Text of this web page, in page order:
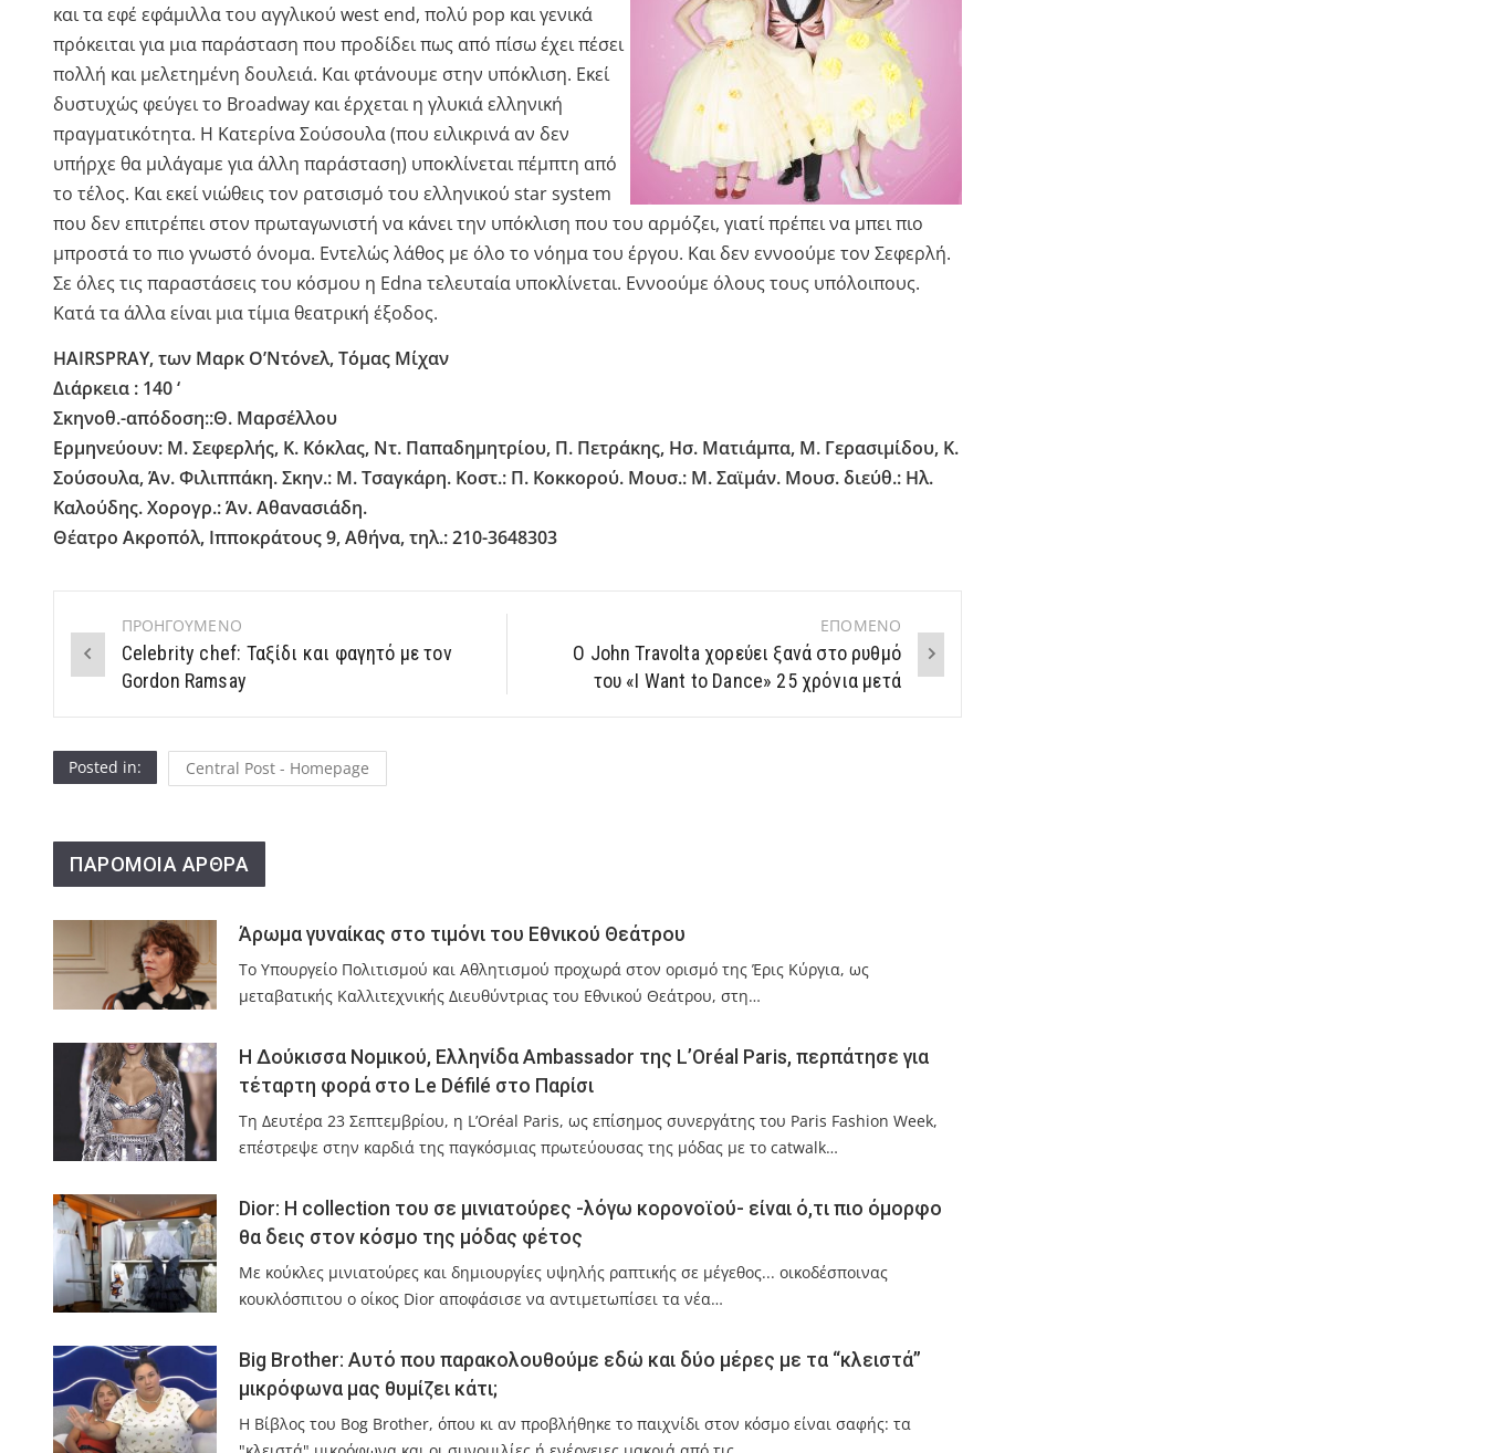
και τα εφέ εφάμιλλα του αγγλικού west end, πολύ pop και γενικά
πρόκειται για μια παράσταση που προδίδει πως από πίσω έχει πέσει
πολλή και μελετημένη δουλειά. Και φτάνουμε στην υπόκλιση. Εκεί
δυστυχώς φεύγει το Broadway και έρχεται η γλυκιά ελληνική
πραγματικότητα. Η Κατερίνα Σούσουλα (που ειλικρινά αν δεν
υπήρχε θα μιλάγαμε για άλλη παράσταση) υποκλίνεται πέμπτη από
το τέλος. Και εκεί νιώθεις τον ρατσισμό του ελληνικού star system
που δεν επιτρέπει στον πρωταγωνιστή να κάνει την υπόκλιση που του αρμόζει, γιατί πρέπει να μπει πιο
μπροστά το πιο γνωστό όνομα. Εντελώς λάθος με όλο το νόημα του έργου. Και δεν εννοούμε τον Σεφερλή.
Σε όλες τις παραστάσεις του κόσμου η Edna τελευταία υποκλίνεται. Εννοούμε όλους τους υπόλοιπους.
Κατά τα άλλα είναι μια τίμια θεατρική έξοδος.
HAIRSPRAY, των Μαρκ Ο’Ντόνελ, Τόμας Μίχαν
Διάρκεια : 140 ‘
Σκηνοθ.-απόδοση::Θ. Μαρσέλλου
Ερμηνεύουν: Μ. Σεφερλής, Κ. Κόκλας, Ντ. Παπαδημητρίου, Π. Πετράκης, Ησ. Ματιάμπα, Μ. Γερασιμίδου, Κ.
Σούσουλα, Άν. Φιλιππάκη. Σκην.: Μ. Τσαγκάρη. Κοστ.: Π. Κοκκορού. Μουσ.: Μ. Σαϊμάν. Μουσ. διεύθ.: Ηλ.
Καλούδης. Χορογρ.: Άν. Αθανασιάδη.
Θέατρο Ακροπόλ, Ιπποκράτους 9, Αθήνα, τηλ.: 210-3648303
Post
navigation
ΠΡΟΗΓΟΥΜΕΝΟ
Celebrity chef: Ταξίδι και φαγητό με τον
Gordon Ramsay
ΕΠΟΜΕΝΟ
O John Travolta χορεύει ξανά στο ρυθμό
του «Ι Want to Dance» 25 χρόνια μετά
Posted in: Central Post - Homepage
ΠΑΡΟΜΟΙΑ ΑΡΘΡΑ
Άρωμα γυναίκας στο τιμόνι του Εθνικού Θεάτρου
Το Υπουργείο Πολιτισμού και Αθλητισμού προχωρά στον ορισμό της Έρις Κύργια, ως
μεταβατικής Καλλιτεχνικής Διευθύντριας του Εθνικού Θεάτρου, στη…
Η Δούκισσα Νομικού, Ελληνίδα Ambassador της L’Oréal Paris, περπάτησε για
τέταρτη φορά στο Le Défilé στο Παρίσι
Τη Δευτέρα 23 Σεπτεμβρίου, η L’Oréal Paris, ως επίσημος συνεργάτης του Paris Fashion Week,
επέστρεψε στην καρδιά της παγκόσμιας πρωτεύουσας της μόδας με το catwalk…
Dior: H collection του σε μινιατούρες -λόγω κορονοϊού- είναι ό,τι πιο όμορφο
θα δεις στον κόσμο της μόδας φέτος
Με κούκλες μινιατούρες και δημιουργίες υψηλής ραπτικής σε μέγεθος... οικοδέσποινας
κουκλόσπιτου ο οίκος Dior αποφάσισε να αντιμετωπίσει τα νέα…
Big Brother: Αυτό που παρακολουθούμε εδώ και δύο μέρες με τα “κλειστά”
μικρόφωνα μας θυμίζει κάτι;
Η Βίβλος του Bog Brother, όπου κι αν προβλήθηκε το παιχνίδι στον κόσμο είναι σαφής: τα